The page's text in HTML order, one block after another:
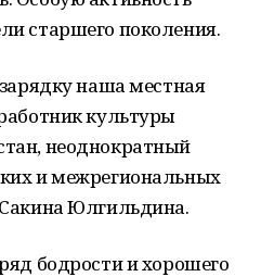
старшего поколения.
наша местная
культуры
неоднократный
и межрегиональных
Юлгильдина.
бодрости и хорошего